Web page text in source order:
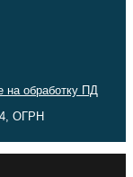
на обработку ПД
ОГРН